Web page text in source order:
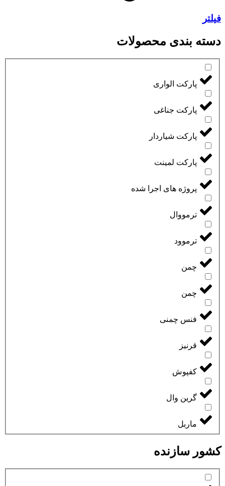
فیلتر
دسته بندی محصولات
پارکت الواری
پارکت جناغی
پارکت شیاردار
پارکت لمینت
پروژه های اجرا شده
ترمووال
ترموود
چمن
چمن
فنس چمنی
قرنیز
کفپوش
گرین وال
ماربل
کشور سازنده